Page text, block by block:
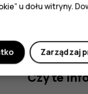
Czy te
u dołu witryny.
Zarządzaj